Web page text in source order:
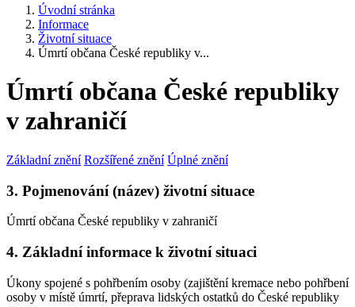
Úvodní stránka
Informace
Životní situace
Úmrtí občana České republiky v...
Úmrtí občana České republiky
v zahraničí
Základní znění Rozšířené znění Úplné znění
3. Pojmenování (název) životní situace
Úmrtí občana České republiky v zahraničí
4. Základní informace k životní situaci
Úkony spojené s pohřbením osoby (zajištění kremace nebo pohřbení
osoby v místě úmrtí, přeprava lidských ostatků do České republiky